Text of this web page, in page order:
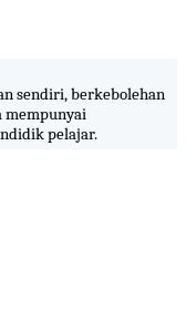
sendiri, berkebolehan
mempunyai
pelajar.